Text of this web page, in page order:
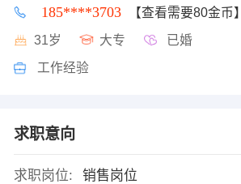
185****3703 【查看需要80金币】
31岁 大专 已婚
工作经验
求职意向
求职岗位:
销售岗位